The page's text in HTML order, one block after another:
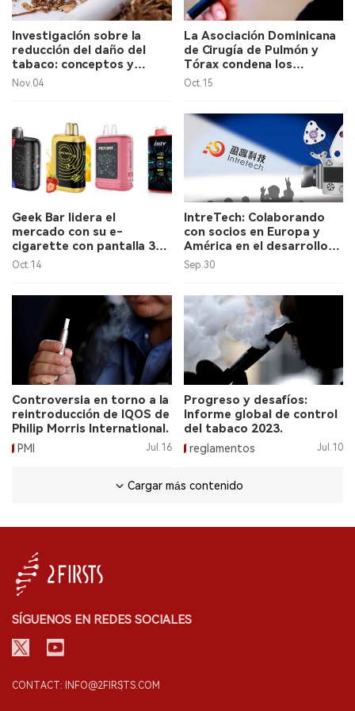
Investigación sobre la
reducción del daño del
tabaco: conceptos y
futuras direcciones.
Nov.04
La Asociación Dominicana
de Cirugía de Pulmón y
Tórax condena los
cigarrillos electrónicos.
Oct.15
Geek Bar lidera el
mercado con su e-
cigarette con pantalla 3D,
marcando una tendencia
Oct.14
IntreTech: Colaborando
con socios en Europa y
América en el desarrollo
de cigarrillos electrónicos
de cannabis.
Sep.30
Controversia en torno a la
reintroducción de IQOS de
Philip Morris International.
PMI Jul.16
Progreso y desafíos:
Informe global de control
del tabaco 2023.
reglamentos Jul.10
Cargar más contenido
SÍGUENOS EN REDES SOCIALES
CONTACT: INFO@2FIRSTS.COM